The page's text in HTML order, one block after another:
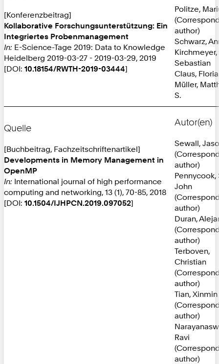
[Konferenzbeitrag]
Kollaborative Forschungsunterstützung: Ein
Integriertes Probenmanagement
In: E-Science-Tage 2019: Data to Knowledge
Heidelberg 2019-03-27 - 2019-03-29, 2019
[DOI: 10.18154/RWTH-2019-03444]
Politze,
author)
Schwarz,
Kirchmeyer,
Sebastian
Claus,
Müller,
S.
Quelle
[Buchbeitrag, Fachzeitschriftenartikel]
Developments in Memory Management in
OpenMP
In: International journal of high performance
computing and networking, 13 (1), 70-85, 2018
[DOI: 10.1504/IJHPCN.2019.097052]
Autor(en)
Sewall,
author)
Pennycook,
John
author)
Duran,
author)
Terboven,
Christian
author)
Tian, Xinmin
author)
Ravi
author)